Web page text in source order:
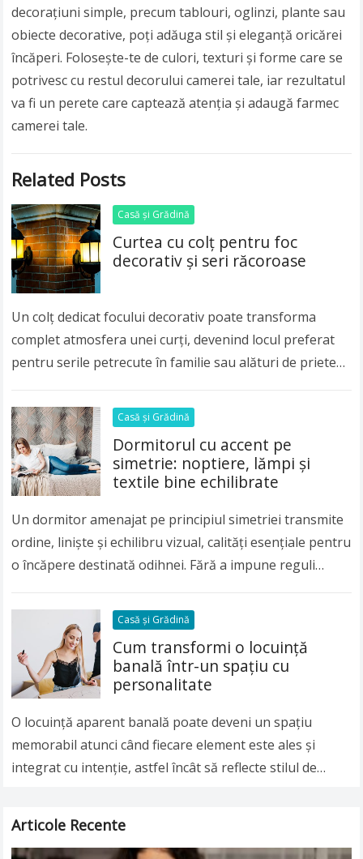
decorațiuni simple, precum tablouri, oglinzi, plante sau
obiecte decorative, poți adăuga stil și eleganță oricărei
încăperi. Folosește-te de culori, texturi și forme care se
potrivesc cu restul decorului camerei tale, iar rezultatul
va fi un perete care captează atenția și adaugă farmec
camerei tale.
Related Posts
Casă și Grădină
Curtea cu colț pentru foc
decorativ și seri răcoroase
Un colț dedicat focului decorativ poate transforma
complet atmosfera unei curți, devenind locul preferat
pentru serile petrecute în familie sau alături de prieteni.
Casă și Grădină
Dormitorul cu accent pe
simetrie: noptiere, lămpi și
textile bine echilibrate
Un dormitor amenajat pe principiul simetriei transmite
ordine, liniște și echilibru vizual, calități esențiale pentru
o încăpere destinată odihnei. Fără a impune reguli
Casă și Grădină
Cum transformi o locuință
banală într-un spațiu cu
personalitate
O locuință aparent banală poate deveni un spațiu
memorabil atunci când fiecare element este ales și
integrat cu intenție, astfel încât să reflecte stilul de
Articole Recente